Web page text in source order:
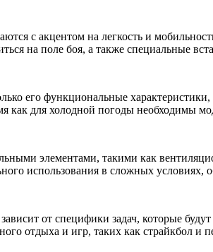
с акцентом на легкость и
на поле боя, а также специальные
его функциональные
как для холодной погоды необходимы
элементами, такими как
использования в сложных условиях,
от специфики задач, которые
отдыха и игр, таких как страйкбол